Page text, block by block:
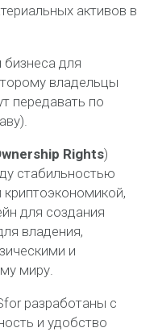
активов в
бизнеса для
владельцы
передавать по
Rights)
стабильностью
для создания
владения,
и
миру.
разработаны с
и удобство